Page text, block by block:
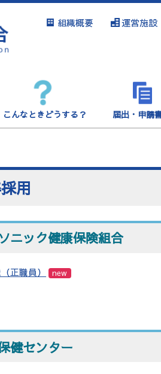
組織概要 運営施設
こんなときどうする？ 届出・申請
用
ニック健康保険組合
正職員） new
健センター